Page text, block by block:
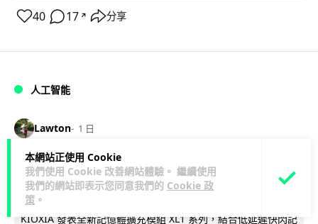
本網站正使用 Cookie
我們使用 Cookie 改善網站體驗。 繼續使用
我們的網站即表示您同意我們的 Cookie 政
策 。
40 17 ↗ 分享
人工智能
Lawton 1 日
靠快閃記憶體紓緩 DRAM 不足 KIOXIA
推 XL1 記憶體擴充模組
KIOXIA 發表全新記憶體擴充模組 XL1 系列，結合低延遲快閃記